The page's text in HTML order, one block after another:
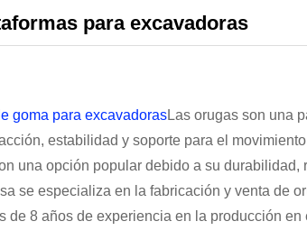
para excavadoras
goma para excavadorasLas orugas son una
estabilidad y soporte para el
una opción popular debido a su
se especializa en la fabricación y venta de
de 8 años de experiencia en la producción en